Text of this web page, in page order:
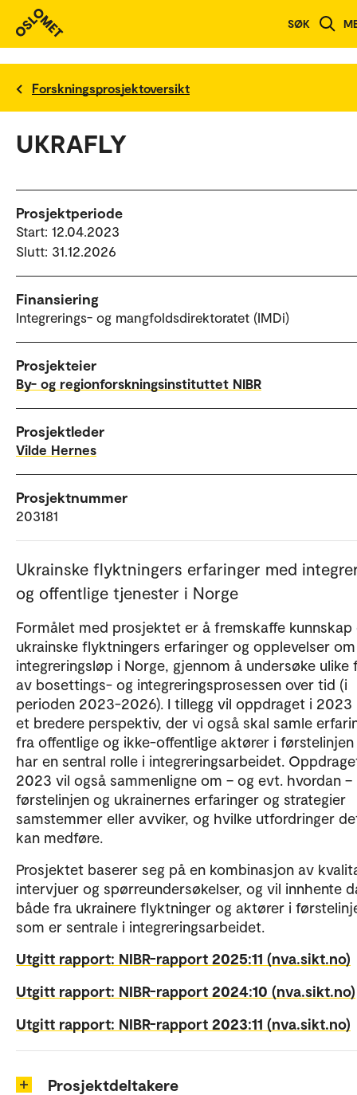
SØK
Forskningsprosjektoversikt
UKRAFLY
Prosjektperiode
Start: 12.04.2023
Slutt: 31.12.2026
Finansiering
Integrerings- og mangfoldsdirektoratet (IMDi)
Prosjekteier
By- og regionforskningsinstituttet NIBR
Prosjektleder
Vilde Hernes
Prosjektnummer
203181
Ukrainske flyktningers erfaringer med
og offentlige tjenester i Norge
Formålet med prosjektet er å fremskaffe kunnskap
ukrainske flyktningers erfaringer og opplevelser
integreringsløp i Norge, gjennom å undersøke ulike
av bosettings- og integreringsprosessen over tid (i
perioden 2023-2026). I tillegg vil oppdraget i 2023
et bredere perspektiv, der vi også skal samle
fra offentlige og ikke-offentlige aktører i
har en sentral rolle i integreringsarbeidet.
2023 vil også sammenligne om – og evt. hvordan –
førstelinjen og ukrainernes erfaringer og strategier
samstemmer eller avviker, og hvilke utfordringer
kan medføre.
Prosjektet baserer seg på en kombinasjon av
intervjuer og spørreundersøkelser, og vil innhente
både fra ukrainere flyktninger og aktører i
som er sentrale i integreringsarbeidet.
Utgitt rapport: NIBR-rapport 2025:11 (nva.sikt.no)
Utgitt rapport: NIBR-rapport 2024:10 (nva.sikt.no)
Utgitt rapport: NIBR-rapport 2023:11 (nva.sikt.no)
Prosjektdeltakere